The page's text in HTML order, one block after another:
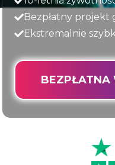
Bezpłatny projekt
Ekstremalnie
BEZPŁATNA